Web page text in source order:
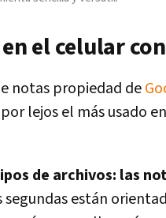
el celular
notas propiedad de
lejos el más usado
de archivos: las
segundas están